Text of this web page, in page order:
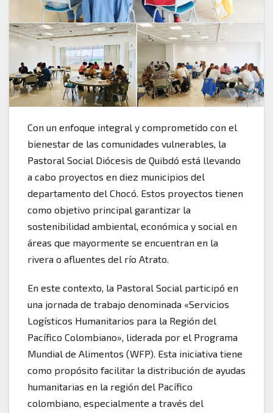
Con un enfoque integral y comprometido con el
bienestar de las comunidades vulnerables, la
Pastoral Social Diócesis de Quibdó está llevando
a cabo proyectos en diez municipios del
departamento del Chocó. Estos proyectos tienen
como objetivo principal garantizar la
sostenibilidad ambiental, económica y social en
áreas que mayormente se encuentran en la
rivera o afluentes del río Atrato.
En este contexto, la Pastoral Social participó en
una jornada de trabajo denominada «Servicios
Logísticos Humanitarios para la Región del
Pacífico Colombiano», liderada por el Programa
Mundial de Alimentos (WFP). Esta iniciativa tiene
como propósito facilitar la distribución de ayudas
humanitarias en la región del Pacífico
colombiano, especialmente a través del